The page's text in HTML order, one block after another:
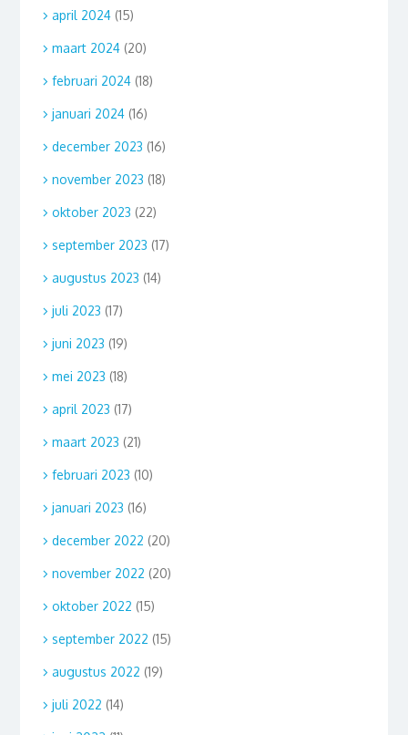
april 2024(15)
maart 2024(20)
februari 2024(18)
januari 2024(16)
december 2023 (16)
november 2023 (18)
oktober 2023 (22)
september 2023 (17)
augustus 2023 (14)
juli 2023 (17)
juni 2023 (19)
mei 2023 (18)
april 2023 (17)
maart 2023 (21)
februari 2023 (10)
januari 2023 (16)
december 2022 (20)
november 2022 (20)
oktober 2022 (15)
september 2022 (15)
augustus 2022 (19)
juli 2022 (14)